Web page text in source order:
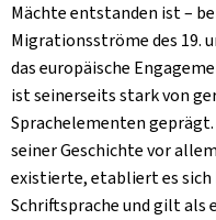
Mächte entstanden ist –
Migrationsströme des 19.
das europäische
ist seinerseits stark von
Sprachelementen
seiner Geschichte vor
existierte, etabliert es sich
Schriftsprache und gilt